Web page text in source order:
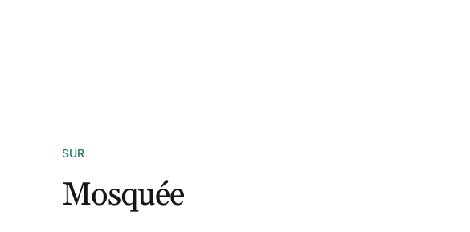
SUR
Mosquée